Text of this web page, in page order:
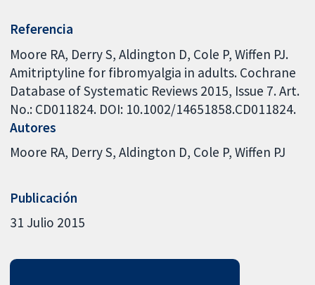
Referencia
Moore RA, Derry S, Aldington D, Cole P, Wiffen PJ.
Amitriptyline for fibromyalgia in adults. Cochrane
Database of Systematic Reviews 2015, Issue 7. Art.
No.: CD011824. DOI: 10.1002/14651858.CD011824.
Autores
Moore RA Derry S Aldington D Cole P Wiffen PJ
Publicación
31 Julio 2015